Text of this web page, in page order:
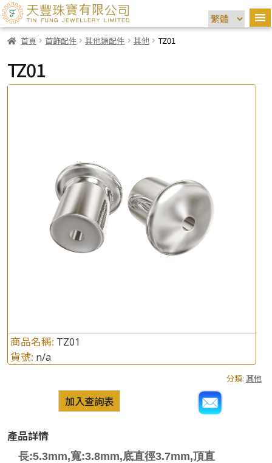
首頁 首飾配件 其他類配件 其他 TZ01
TZ01
商品名稱: TZ01
貨號: n/a
分類: 其他
加入查詢表
產品詳情
長:5.3mm,寬:3.8mm,底直徑3.7mm,頂直